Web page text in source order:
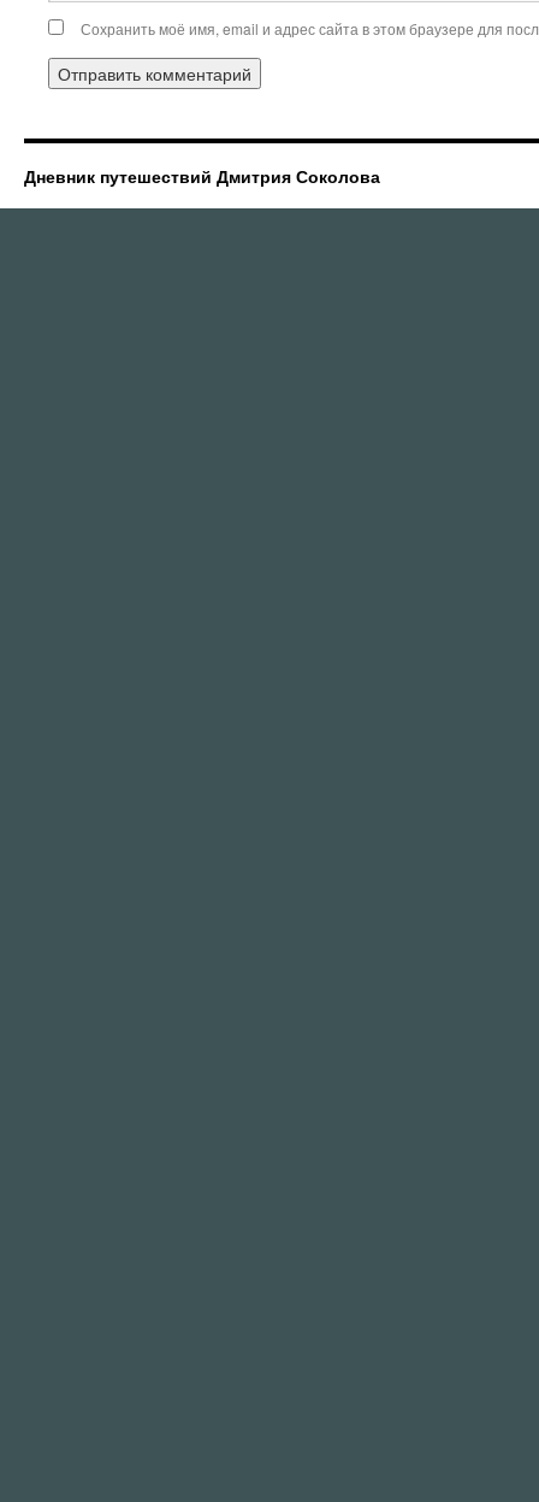
Сохранить моё имя, email и адрес сайта в этом браузере для
Дневник путешествий Дмитрия Соколова